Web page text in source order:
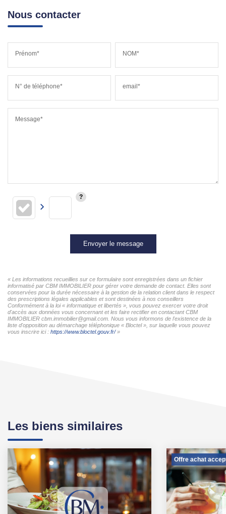
Nous contacter
Prénom* NOM*
N° de téléphone* email*
Message*
Envoyer le message
« Les informations recueillies sur ce formulaire sont enregistrées dans un fichier
informatisé par CBM IMMOBILIER pour gérer votre demande de contact. Elles sont
conservées pour la durée nécessaire à la gestion de la relation client dans le respect
des prescriptions légales applicables et sont destinées à nos conseillers
Conformément à la loi « informatique et libertés », vous pouvez exercer votre droit
d'accès aux données vous concernant et les faire rectifier en contactant CBM
IMMOBILIER cbm.immobilier@gmail.com. Nous vous informons de l'existence de la
liste d'opposition au démarchage téléphonique « Bloctel », sur laquelle vous pouvez
vous inscrire ici : https://www.bloctel.gouv.fr/»
Les biens similaires
Offre achat acceptée